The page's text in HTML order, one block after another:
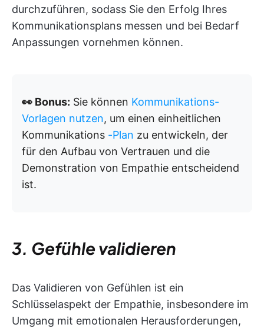
durchzuführen, sodass Sie den Erfolg Ihres
Kommunikationsplans messen und bei Bedarf
Anpassungen vornehmen können.
👀 Bonus: Sie können Kommunikations-
Vorlagen nutzen, um einen einheitlichen
Kommunikations -Plan zu entwickeln, der
für den Aufbau von Vertrauen und die
Demonstration von Empathie entscheidend
ist.
3. Gefühle validieren
Das Validieren von Gefühlen ist ein
Schlüsselaspekt der Empathie, insbesondere im
Umgang mit emotionalen Herausforderungen,